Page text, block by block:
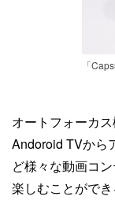
「
オートフォーカ
Andoroid TVから
ど様々な動画コ
楽しむことがで